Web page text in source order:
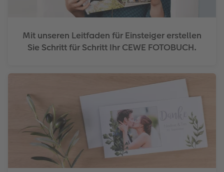
Mit unseren Leitfaden für Einsteiger erstellen
Sie Schritt für Schritt Ihr CEWE FOTOBUCH.